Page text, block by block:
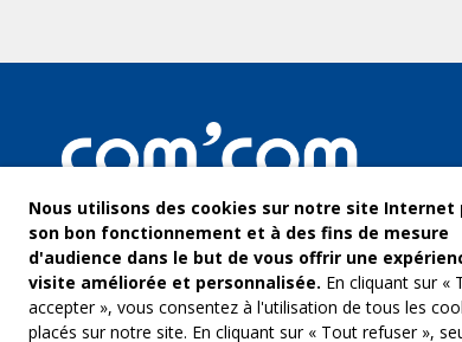
Nous utilisons des cookies sur notre site Internet
son bon fonctionnement et à des fins de mesure
d'audience dans le but de vous offrir une
visite améliorée et personnalisée. En cliquant sur «
accepter », vous consentez à l'utilisation de tous les
placés sur notre site. En cliquant sur « Tout refuser »,